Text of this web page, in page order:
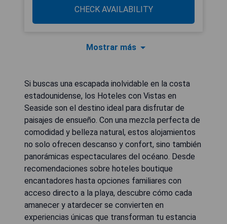
CHECK AVAILABILITY
Mostrar más
Si buscas una escapada inolvidable en la costa
estadounidense, los Hoteles con Vistas en
Seaside son el destino ideal para disfrutar de
paisajes de ensueño. Con una mezcla perfecta de
comodidad y belleza natural, estos alojamientos
no solo ofrecen descanso y confort, sino también
panorámicas espectaculares del océano. Desde
recomendaciones sobre hoteles boutique
encantadores hasta opciones familiares con
acceso directo a la playa, descubre cómo cada
amanecer y atardecer se convierten en
experiencias únicas que transforman tu estancia